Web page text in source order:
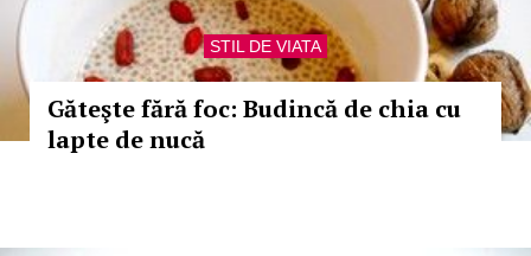
STIL DE VIATA
Găteşte fără foc: Budincă de chia cu
lapte de nucă